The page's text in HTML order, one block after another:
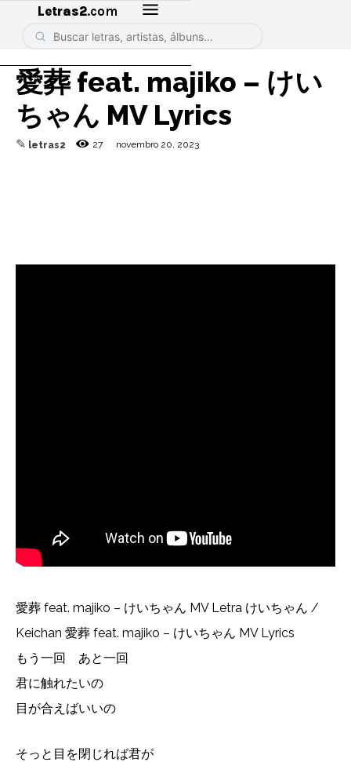
Letras2.com
愛葬 feat. majiko – けい
ちゃん MV Lyrics
✎ letras2 27 novembro 20, 2023
愛葬 feat. majiko – けいちゃん MV Letra けいちゃん /
Keichan 愛葬 feat. majiko – けいちゃん MV Lyrics
もう一回 あと一回
君に触れたいの
目が合えばいいの
そっと目を閉じれば君が